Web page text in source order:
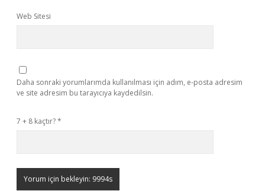
Web Sitesi
Daha sonraki yorumlarımda kullanılması için adım, e-posta adresim
ve site adresim bu tarayıcıya kaydedilsin.
7 + 8 kaçtır?*